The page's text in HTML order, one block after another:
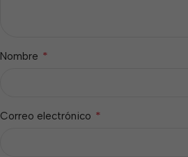
Nombre *
Correo electrónico *